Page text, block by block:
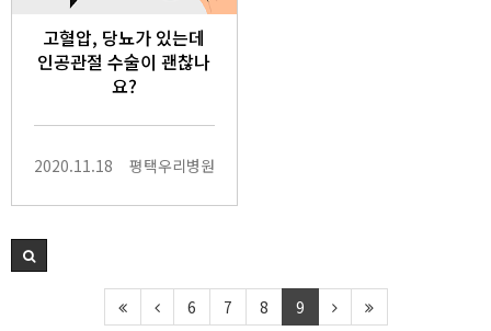
고혈압, 당뇨가 있는데
인공관절 수술이 괜찮나
요?
2020.11.18 평택우리병원
6 7 8 9